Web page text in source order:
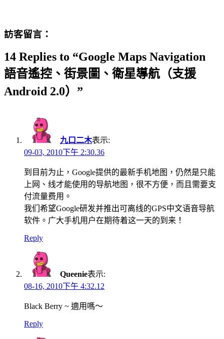
訪客留言：
14 Replies to “Google Maps Navigation
語音遙控、街景圖、衛星導航（支援
Android 2.0）”
九口二木表示:
09-03, 2010下午 2:30.36
到目前为止，Google提供的最新手机地图，仍然是只能
上网、线才能使用的导航地图，很不方便，而且需要支
付流量费用。
我们希望Google研发并推出可离线的GPS中文语音导航
软件。广大手机用户在期待着这一天的到来！
Reply
Queenie表示:
08-16, 2010下午 4:32.12
Black Berry ~ 適用嗎～
Reply